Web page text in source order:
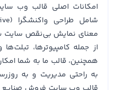
امکانات اصلی قالب وب
معنای نمایش بی‌نقص سایت
از جمله کامپیوترها،
همچنین، قالب ما به شما
به راحتی مدیریت و به